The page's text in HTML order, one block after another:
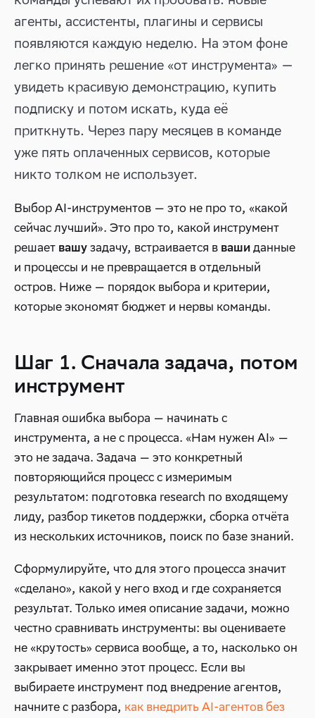
агенты, ассистенты, плагины и сервисы
появляются каждую неделю. На этом фоне
легко принять решение «от инструмента» —
увидеть красивую демонстрацию, купить
подписку и потом искать, куда её
приткнуть. Через пару месяцев в команде
уже пять оплаченных сервисов, которые
никто толком не использует.
Выбор AI-инструментов — это не про то, «какой
сейчас лучший». Это про то, какой инструмент
решает вашу задачу, встраивается в ваши данные
и процессы и не превращается в отдельный
остров. Ниже — порядок выбора и критерии,
которые экономят бюджет и нервы команды.
Шаг 1. Сначала задача, потом
инструмент
Главная ошибка выбора — начинать с
инструмента, а не с процесса. «Нам нужен AI» —
это не задача. Задача — это конкретный
повторяющийся процесс с измеримым
результатом: подготовка research по входящему
лиду, разбор тикетов поддержки, сборка отчёта
из нескольких источников, поиск по базе знаний.
Сформулируйте, что для этого процесса значит
«сделано», какой у него вход и где сохраняется
результат. Только имея описание задачи, можно
честно сравнивать инструменты: вы оцениваете
не «крутость» сервиса вообще, а то, насколько он
закрывает именно этот процесс. Если вы
выбираете инструмент под внедрение агентов,
начните с разбора, как внедрить AI-агентов без